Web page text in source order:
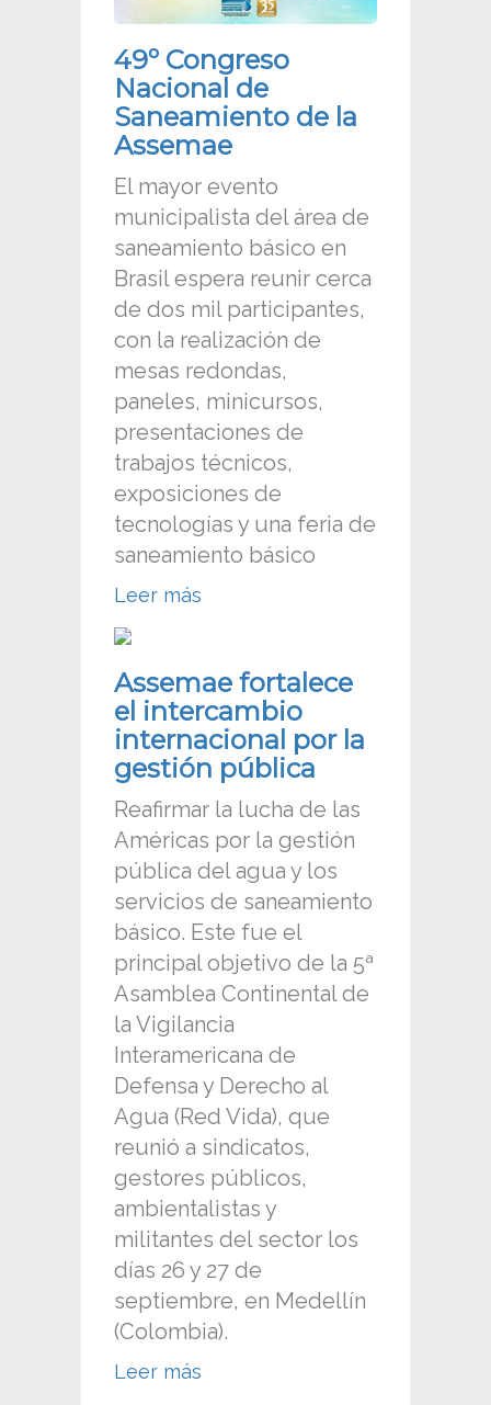
49º Congreso
Nacional de
Saneamiento de la
Assemae
El mayor evento
municipalista del área de
saneamiento básico en
Brasil espera reunir cerca
de dos mil participantes,
con la realización de
mesas redondas,
paneles, minicursos,
presentaciones de
trabajos técnicos,
exposiciones de
tecnologías y una feria de
saneamiento básico
Leer más
Assemae fortalece
el intercambio
internacional por la
gestión pública
Reafirmar la lucha de las
Américas por la gestión
pública del agua y los
servicios de saneamiento
básico. Este fue el
principal objetivo de la 5ª
Asamblea Continental de
la Vigilancia
Interamericana de
Defensa y Derecho al
Agua (Red Vida), que
reunió a sindicatos,
gestores públicos,
ambientalistas y
militantes del sector los
días 26 y 27 de
septiembre, en Medellín
(Colombia).
Leer más